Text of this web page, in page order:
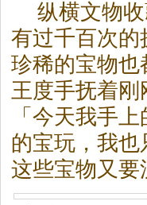
纵横文物
有过千百次
珍稀的宝物
王度手抚着
「今天我手
的宝玩，我
这些宝物又要